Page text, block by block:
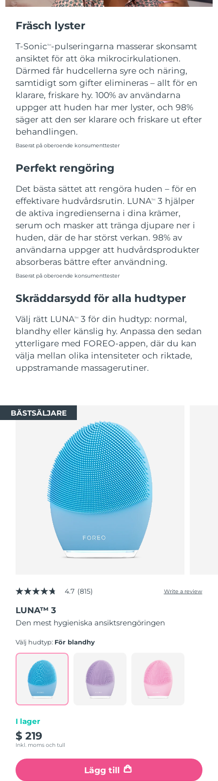
Fräsch lyster
T-SonicTM-pulseringarna masserar skonsamt
ansiktet för att öka mikrocirkulationen.
Därmed får hudcellerna syre och näring,
samtidigt som gifter elimineras – allt för en
klarare, friskare hy. 100% av användarna
uppger att huden har mer lyster, och 98%
säger att den ser klarare och friskare ut efter
behandlingen.
Baserat på oberoende konsumenttester
Perfekt rengöring
Det bästa sättet att rengöra huden – för en
effektivare hudvårdsrutin. LUNATM
3 hjälper
de aktiva ingredienserna i dina krämer,
serum och masker att tränga djupare ner i
huden, där de har störst verkan. 98% av
användarna uppger att hudvårdsprodukter
absorberas bättre efter användning.
Baserat på oberoende konsumenttester
Skräddarsydd för alla hudtyper
Välj rätt LUNATM
3 för din hudtyp: normal,
blandhy eller känslig hy. Anpassa den sedan
ytterligare med FOREO-appen, där du kan
välja mellan olika intensiteter och riktade,
uppstramande massagerutiner.
BÄSTSÄLJARE
4.7
of
5
stars,
rating
Read
Reviews.
Same
page
link.
4.7 (815) Write a review
LUNA™ 3
Den mest hygieniska ansiktsrengöringen
Välj hudtyp: För blandhy
I lager
$ 219
Inkl. moms och tull
Lägg till